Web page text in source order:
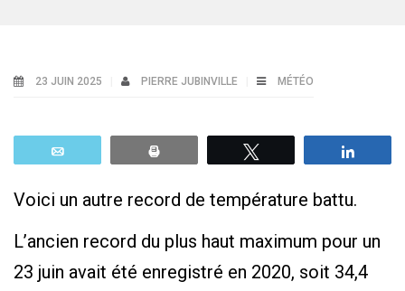
23 JUIN 2025 PIERRE JUBINVILLE MÉTÉO
Voici un autre record de température battu.
L’ancien record du plus haut maximum pour un
23 juin avait été enregistré en 2020, soit 34,4